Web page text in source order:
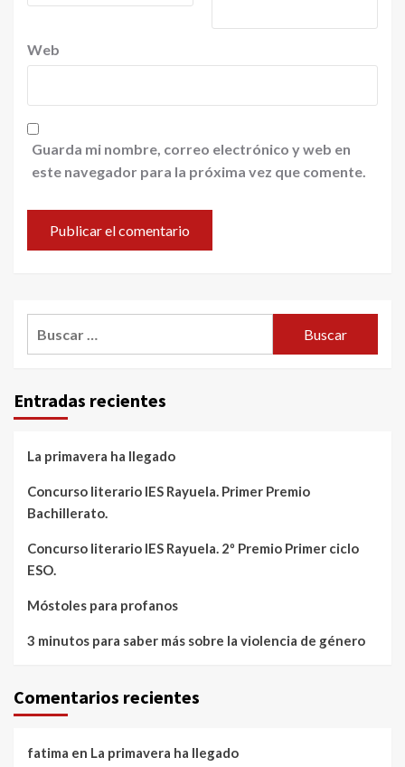
Web
Guarda mi nombre, correo electrónico y web en
este navegador para la próxima vez que comente.
Entradas recientes
La primavera ha llegado
Concurso literario IES Rayuela. Primer Premio
Bachillerato.
Concurso literario IES Rayuela. 2º Premio Primer ciclo
ESO.
Móstoles para profanos
3 minutos para saber más sobre la violencia de género
Comentarios recientes
fatima en La primavera ha llegado